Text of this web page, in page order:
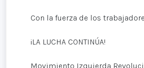
Con la fuerza de los
¡LA LUCHA CONTINÚA!
Movimiento Izquierda